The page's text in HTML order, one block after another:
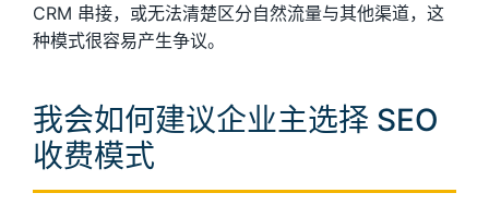
CRM 串接，或无法清楚区分自然流量与其他渠道，这
种模式很容易产生争议。
我会如何建议企业主选择 SEO
收费模式